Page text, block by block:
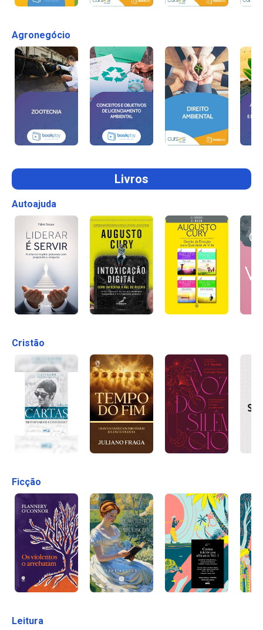
Agronegócio
Livros
Autoajuda
Cristão
Ficção
Leitura